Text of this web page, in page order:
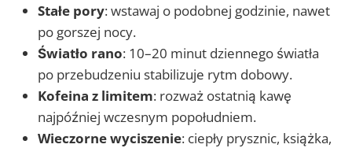
Stałe pory: wstawaj o podobnej godzinie, nawet
po gorszej nocy.
Światło rano: 10–20 minut dziennego światła
po przebudzeniu stabilizuje rytm dobowy.
Kofeina z limitem: rozważ ostatnią kawę
najpóźniej wczesnym popołudniem.
Wieczorne wyciszenie: ciepły prysznic, książka,